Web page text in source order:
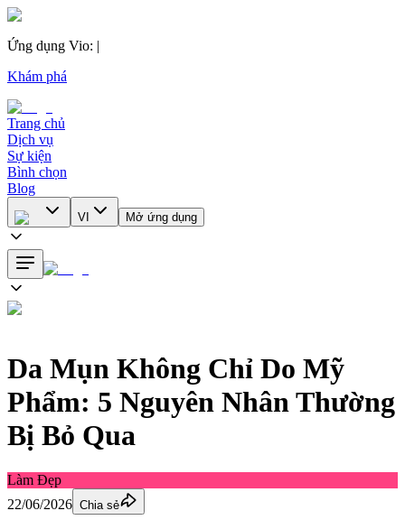
Ứng dụng Vio: |
Khám phá
Trang chủ
Dịch vụ
Sự kiện
Bình chọn
Blog
VI Mở ứng dụng
Da Mụn Không Chỉ Do Mỹ
Phẩm: 5 Nguyên Nhân Thường
Bị Bỏ Qua
Làm Đẹp
22/06/2026 Chia sẻ